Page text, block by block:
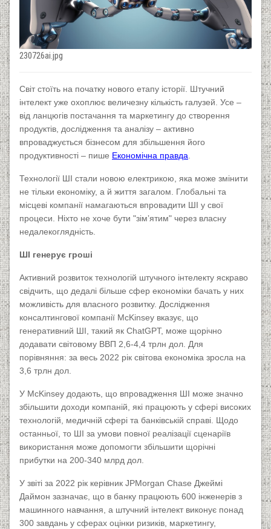
230726ai.jpg
Cвіт стоїть на початку нового етапу історії. Штучний
інтелект уже охоплює величезну кількість галузей. Усе –
від ланцюгів постачання та маркетингу до створення
продуктів, дослідження та аналізу – активно
впроваджується бізнесом для збільшення його
продуктивності – пише Економічна правда
Технології ШІ стали новою електрикою, яка може змінити
не тільки економіку, а й життя загалом. Глобальні та
місцеві компанії намагаються впровадити ШІ у свої
процеси. Ніхто не хоче бути "зімʼятим" через власну
недалекоглядність.
ШІ генерує гроші
Активний розвиток технологій штучного інтелекту яскраво
свідчить, що дедалі більше сфер економіки бачать у них
можливість для власного розвитку. Дослідження
консалтингової компанії McKinsey вказує, що
генеративний ШІ, такий як ChatGPT, може щорічно
додавати світовому ВВП 2,6-4,4 трлн дол. Для
порівняння: за весь 2022 рік світова економіка зросла на
3,6 трлн дол.
У McKinsey додають, що впровадження ШІ може значно
збільшити доходи компаній, які працюють у сфері високих
технологій, медичній сфері та банківській справі. Щодо
останньої, то ШІ за умови повної реалізації сценаріїв
використання може допомогти збільшити щорічні
прибутки на 200-340 млрд дол.
У звіті за 2022 рік керівник JPMorgan Chase Джеймі
Даймон зазначає, що в банку працюють 600 інженерів з
машинного навчання, а штучний інтелект виконує понад
300 завдань у сферах оцінки ризиків, маркетингу,